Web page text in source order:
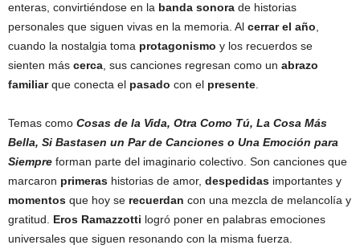
enteras, convirtiéndose en la banda sonora de historias
personales que siguen vivas en la memoria. Al cerrar el año
cuando la nostalgia toma protagonismo y los recuerdos se
sienten más cerca , sus canciones regresan como un abrazo
familiarque conecta el pasado con el presente
Temas como Cosas de la Vida, Otra Como Tú, La Cosa Más
Bella, Si Bastasen un Par de Canciones o Una Emoción para
Siempre forman parte del imaginario colectivo. Son canciones que
marcaron primeras historias de amor, despedidas importantes y
momentos que hoy se recuerdan con una mezcla de melancolía y
gratitud. Eros Ramazzotti logró poner en palabras emociones
universales que siguen resonando con la misma fuerza.